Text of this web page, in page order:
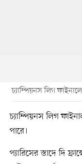
চ্যাম্পিয়নস লিগ
চ্যাম্পিয়নস লিগ
পারে।
প্যারিসের স্তাদে দি